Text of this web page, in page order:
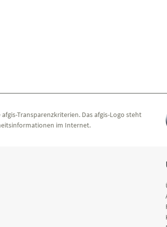
Transparenzkriterien. Das afgis-Logo steht
im Internet.